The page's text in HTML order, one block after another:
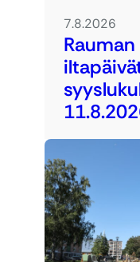
7.8.2026